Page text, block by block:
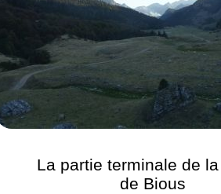
La partie terminale de
de Bious